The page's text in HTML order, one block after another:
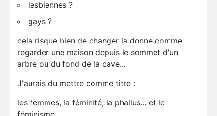
lesbiennes ?
gays ?
cela risque bien de changer la donne comme
regarder une maison depuis le sommet d'un
arbre ou du fond de la cave...
J'aurais du mettre comme titre :
les femmes, la féminité, la phallus... et le
féminisme...